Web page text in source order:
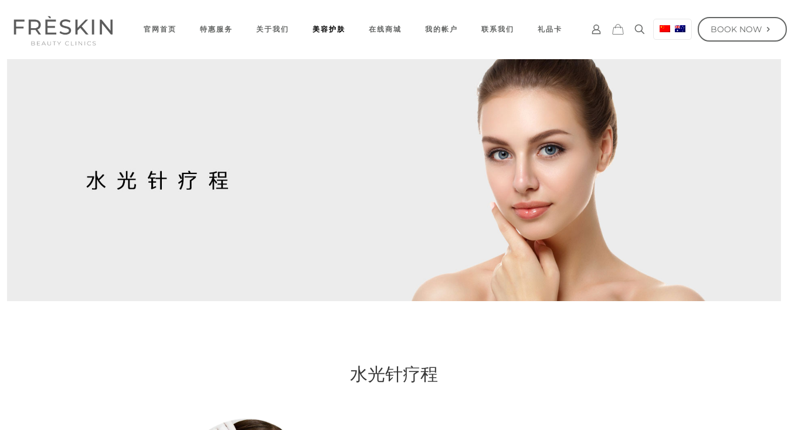
官网首页 特惠服务 关于我们 美容护肤 在线商城 我的帐户 联系我们 礼品卡 BOOK NOW
水光针疗程